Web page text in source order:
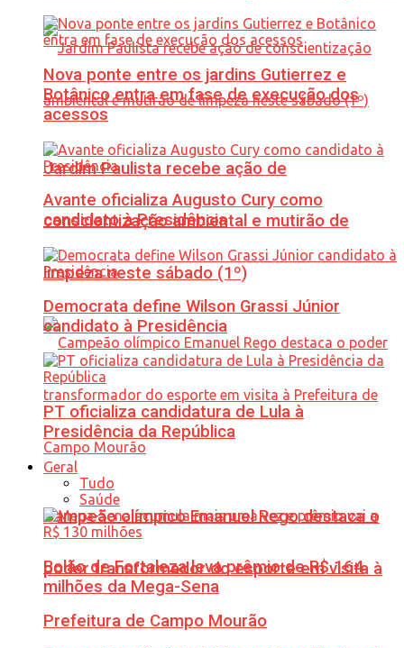
Jardim Paulista recebe ação de
conscientização ambiental e mutirão de
limpeza neste sábado (1º)
Campeão olímpico Emanuel Rego destaca o
poder transformador do esporte em visita à
Prefeitura de Campo Mourão
Nova ponte entre os jardins Gutierrez e
Botânico entra em fase de execução dos
acessos
Avante oficializa Augusto Cury como
candidato à Presidência
Democrata define Wilson Grassi Júnior
candidato à Presidência
PT oficializa candidatura de Lula à
Presidência da República
Geral
Tudo
Saúde
Bolão de Fortaleza leva prêmio de R$ 164
milhões da Mega-Sena